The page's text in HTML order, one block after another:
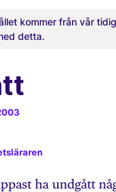
kommer från vår
detta.
ha undgått